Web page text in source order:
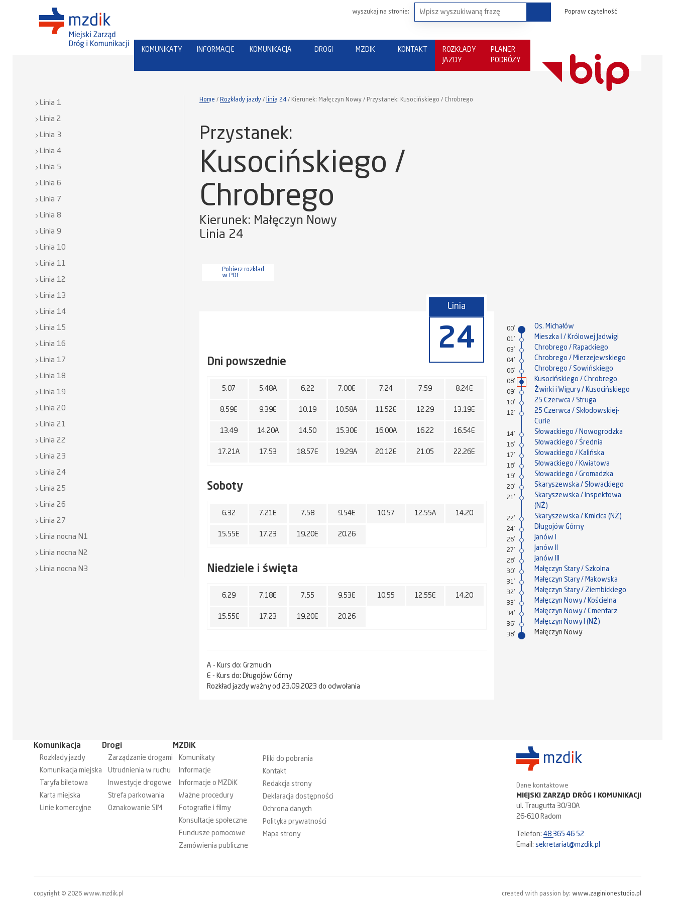
Popraw czytelność
KOMUNIKATY INFORMACJE KOMUNIKACJA DROGI MZDIK KONTAKT
ROZKŁADY
JAZDY
PLANER
PODRÓŻY
wyszukaj na stronie:
Home Rozkłady jazdy linia 24 Kierunek: Małęczyn Nowy / Przystanek: Kusocińskiego / Chrobrego
Przystanek:
Kusocińskiego /
Chrobrego
Kierunek: Małęczyn Nowy
Linia 24
Pobierz rozkład
w PDF
Linia
24
Dni powszednie
5.07 5.48A 6.22 7.00E 7.24 7.59 8.24E
8.59E 9.39E 10.19 10.58A 11.52E 12.29 13.19E
13.49 14.20A 14.50 15.30E 16.00A 16.22 16.54E
17.21A 17.53 18.57E 19.29A 20.12E 21.05 22.26E
Soboty
6.32 7.21E 7.58 9.54E 10.57 12.55A 14.20
15.55E 17.23 19.20E 20.26
Niedziele i święta
6.29 7.18E 7.55 9.53E 10.55 12.55E 14.20
15.55E 17.23 19.20E 20.26
A - Kurs do: Grzmucin
E - Kurs do: Długojów Górny
Rozkład jazdy ważny od 23.09.2023 do odwołania
00' Os. Michałów
01' Mieszka I / Królowej Jadwigi
03' Chrobrego / Rapackiego
04' Chrobrego / Mierzejewskiego
06' Chrobrego / Sowińskiego
08' Kusocińskiego / Chrobrego
09' Żwirki i Wigury / Kusocińskiego
10' 25 Czerwca / Struga
12'
25 Czerwca / Skłodowskiej-
Curie
14' Słowackiego / Nowogrodzka
16' Słowackiego / Średnia
17' Słowackiego / Kalińska
18' Słowackiego / Kwiatowa
19' Słowackiego / Gromadzka
20' Skaryszewska / Słowackiego
21'
Skaryszewska / Inspektowa
(NŻ)
22' Skaryszewska / Kmicica (NŻ)
24' Długojów Górny
26' Janów I
27' Janów II
28' Janów III
30' Małęczyn Stary / Szkolna
31' Małęczyn Stary / Makowska
32' Małęczyn Stary / Ziembickiego
33' Małęczyn Nowy / Kościelna
34' Małęczyn Nowy / Cmentarz
36' Małęczyn Nowy I (NŻ)
38' Małęczyn Nowy
Linia 1
Linia 2
Linia 3
Linia 4
Linia 5
Linia 6
Linia 7
Linia 8
Linia 9
Linia 10
Linia 11
Linia 12
Linia 13
Linia 14
Linia 15
Linia 16
Linia 17
Linia 18
Linia 19
Linia 20
Linia 21
Linia 22
Linia 23
Linia 24
Linia 25
Linia 26
Linia 27
Linia nocna N1
Linia nocna N2
Linia nocna N3
Komunikacja
Rozkłady jazdy
Komunikacja miejska
Taryfa biletowa
Karta miejska
Linie komercyjne
Drogi
Zarządzanie drogami
Utrudnienia w ruchu
Inwestycje drogowe
Strefa parkowania
Oznakowanie SIM
MZDiK
Komunikaty
Informacje
Informacje o MZDiK
Ważne procedury
Fotografie i filmy
Konsultacje społeczne
Fundusze pomocowe
Zamówienia publiczne
Pliki do pobrania
Kontakt
Redakcja strony
Deklaracja dostępności
Ochrona danych
Polityka prywatności
Mapa strony
Dane kontaktowe
MIEJSKI ZARZĄD DRÓG I KOMUNIKACJI
ul. Traugutta 30/30A
26-610 Radom
Telefon: 48 365 46 52
Email: sekretariat@mzdik.pl
copyright © 2026 www.mzdik.pl created with passion by: www.zaginionestudio.pl